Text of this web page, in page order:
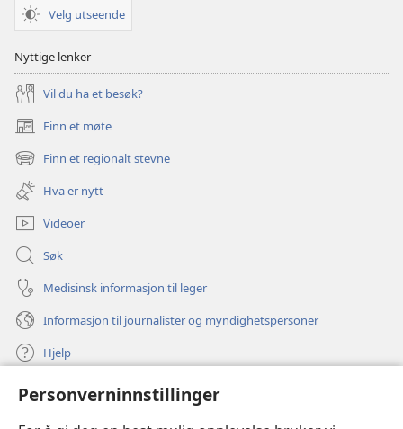
Personverninnstillinger
Velg utseende
Nyttige lenker
Vil du ha et besøk?
Finn et møte
(åpner
nytt
vindu)
Finn et regionalt stevne
(åpner
nytt
vindu)
Hva er nytt
Videoer
Søk
Medisinsk informasjon til leger
Informasjon til journalister og myndighetspersoner
Hjelp
Bidrag
(åpner
nytt